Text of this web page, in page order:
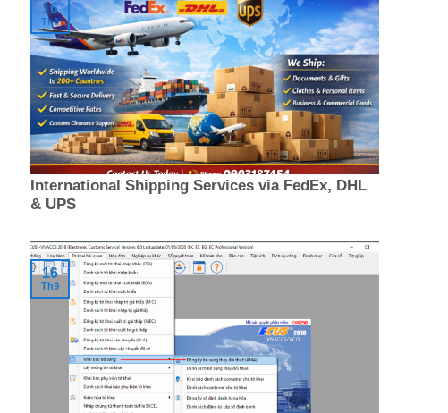
International Shipping Services via FedEx, DHL
& UPS
16
Th9
16
Th9